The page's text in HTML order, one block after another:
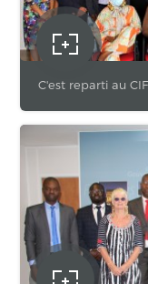
C'est reparti au